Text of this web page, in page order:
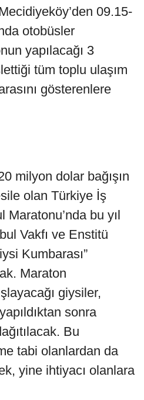
09.15-
otobüsler
yapılacağı 3
tüm toplu ulaşım
gösterenlere
milyon dolar bağışın
olan Türkiye İş
Maratonu’nda bu yıl
Vakfı ve Enstitü
Kumbarası”
Maraton
giysiler,
sonra
Bu
tabi olanlardan da
yine ihtiyacı olanlara